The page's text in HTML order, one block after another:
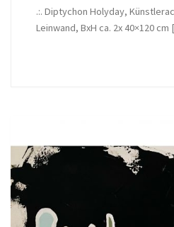
.:. Diptychon Holyday,
Leinwand, BxH ca. 2x 40×120